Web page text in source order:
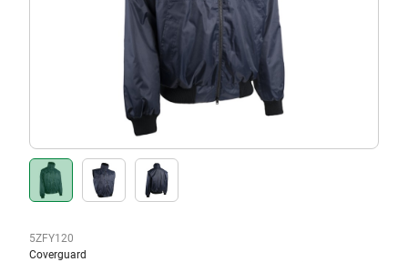
5ZFY120
Coverguard